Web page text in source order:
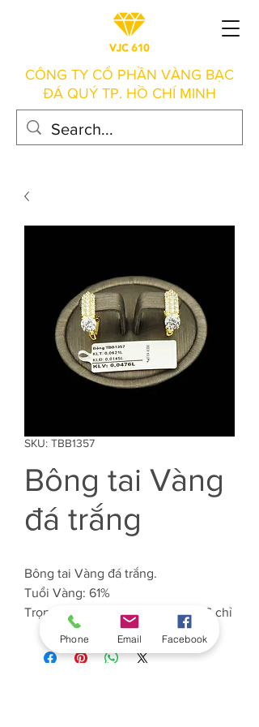
CÔNG TY CỔ PHẦN VÀNG BẠC
ĐÁ QUÝ TP. HỒ CHÍ MINH
SKU: TBB1357
Bông tai Vàng
đá trắng
Bông tai Vàng đá trắng.
Tuổi Vàng: 61%
Trọng lượng Vàng: Khoảng 0.476 chỉ
Phone Email Facebook